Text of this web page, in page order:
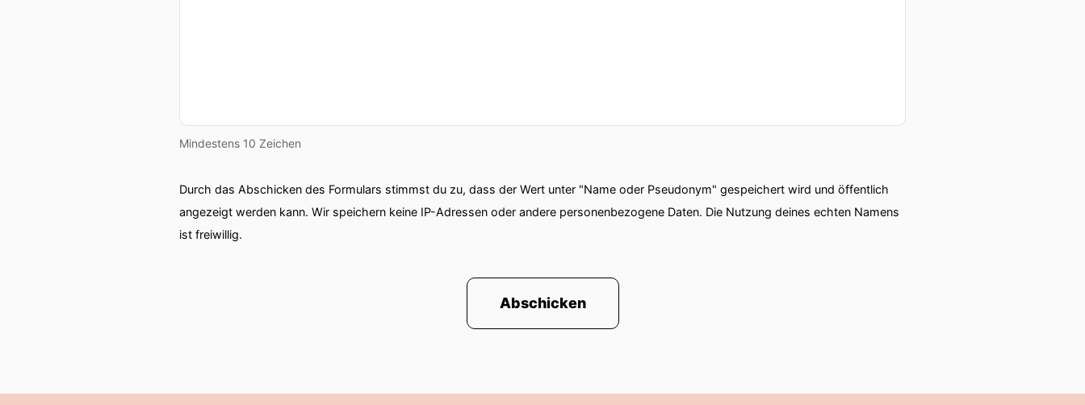
Mindestens 10 Zeichen
Durch das Abschicken des Formulars stimmst du zu, dass der Wert unter "Name oder Pseudonym" gespeichert wird und öffentlich
angezeigt werden kann. Wir speichern keine IP-Adressen oder andere personenbezogene Daten. Die Nutzung deines echten Namens
ist freiwillig.
Abschicken